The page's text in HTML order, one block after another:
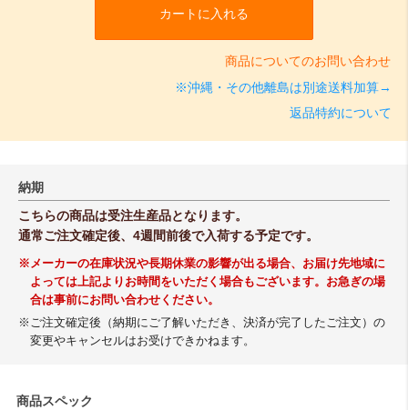
カートに入れる
商品についてのお問い合わせ
※沖縄・その他離島は別途送料加算→
返品特約について
納期
こちらの商品は受注生産品となります。
通常ご注文確定後、4週間前後で入荷する予定です。
※メーカーの在庫状況や長期休業の影響が出る場合、お届け先地域に
よっては上記よりお時間をいただく場合もございます。お急ぎの場
合は事前にお問い合わせください。
※ご注文確定後（納期にご了解いただき、決済が完了したご注文）の
変更やキャンセルはお受けできかねます。
商品スペック